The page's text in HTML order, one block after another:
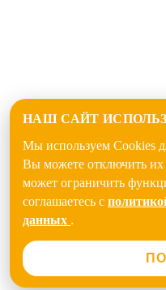
НАШ САЙТ
Мы используем Cookies
Вы можете отключить их
может ограничить
соглашаетесь с
данных .